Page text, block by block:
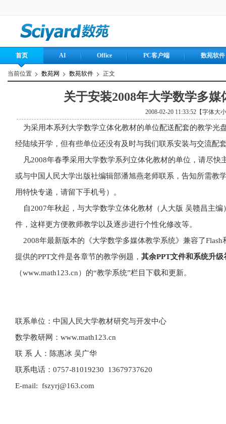
首页 AI Office PC客户端 数苑软件
当前位置 数苑网 数苑软件 正文
关于安装2008年大学数学多
2008-02-20 11:33:52【字体大
为采用本系列大学数学立体化教材的单位配送配套的教学光
经陆续开学，但有些单位还没有及时与我们联系安装与交流配
凡2008年春季采用大学数学系列立体化教材的单位，请尽快
或与中国人民大学出版社编辑部潘旭燕老师联系，告知所需教
用特快专递，请留下手机号）。
自2007年秋起，与大学数学立体化教材（人大版 吴赣昌主
件，这样更方便教师教学以及逐步进行个性化修改等。
2008年最新版本的《大学数学多媒体教学系统》兼容了Flash
提供的PPT文件是各章节的教学例题， 其余PPT文件和系统升级
（www.math123.cn）的“教学系统”栏目下载和更新。
联系单位：中国人民大学教材研究与开发中心
数学教研网：www.math123.cn
联 系 人：陈惠冰 吴广华
联系电话：0757-81019230 13679737620
E-mail: fszyrj@163.com